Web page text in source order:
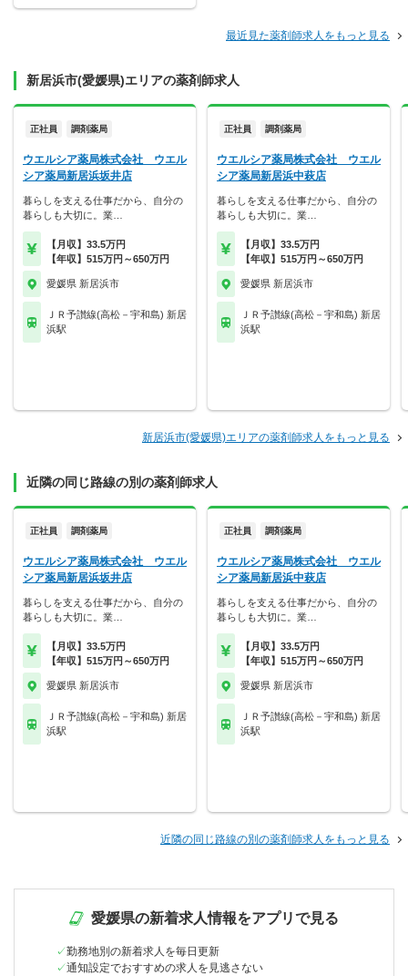
最近見た薬剤師求人をもっと見る
新居浜市(愛媛県)エリアの薬剤師求人
正社員 調剤薬局
ウエルシア薬局株式会社 ウエル
シア薬局新居浜坂井店
暮らしを支える仕事だから、自分の
暮らしも大切に。業…
【月収】33.5万円
【年収】515万円～650万円
愛媛県 新居浜市
ＪＲ予讃線(高松－宇和島) 新居
浜駅
正社員 調剤薬局
ウエルシア薬局株式会社 ウエル
シア薬局新居浜中萩店
暮らしを支える仕事だから、自分の
暮らしも大切に。業…
【月収】33.5万円
【年収】515万円～650万円
愛媛県 新居浜市
ＪＲ予讃線(高松－宇和島) 新居
浜駅
新居浜市(愛媛県)エリアの薬剤師求人をもっと見る
近隣の同じ路線の別の薬剤師求人
正社員 調剤薬局
ウエルシア薬局株式会社 ウエル
シア薬局新居浜坂井店
暮らしを支える仕事だから、自分の
暮らしも大切に。業…
【月収】33.5万円
【年収】515万円～650万円
愛媛県 新居浜市
ＪＲ予讃線(高松－宇和島) 新居
浜駅
正社員 調剤薬局
ウエルシア薬局株式会社 ウエル
シア薬局新居浜中萩店
暮らしを支える仕事だから、自分の
暮らしも大切に。業…
【月収】33.5万円
【年収】515万円～650万円
愛媛県 新居浜市
ＪＲ予讃線(高松－宇和島) 新居
浜駅
近隣の同じ路線の別の薬剤師求人をもっと見る
愛媛県の新着求人情報をアプリで見る
勤務地別の新着求人を毎日更新
通知設定でおすすめの求人を見逃さない